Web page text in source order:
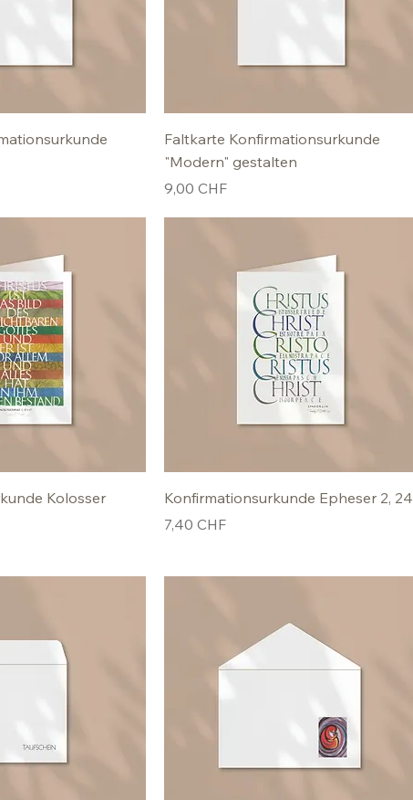
Faltkarte Konfirmationsurkunde
"Modern" gestalten
Preis
9,00 CHF
Kolosser
Konfirmationsurkunde Epheser 2, 24
Preis
7,40 CHF